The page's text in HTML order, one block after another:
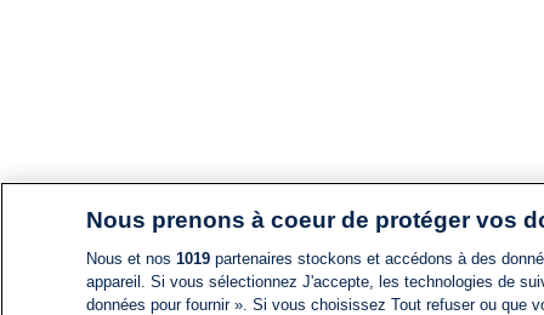
Nous prenons à coeur de protéger vos
Nous et nos 1019partenaires stockons et accédons à des
appareil. Si vous sélectionnez J'accepte, les technologies de
données pour fournir ». Si vous choisissez Tout refuser ou